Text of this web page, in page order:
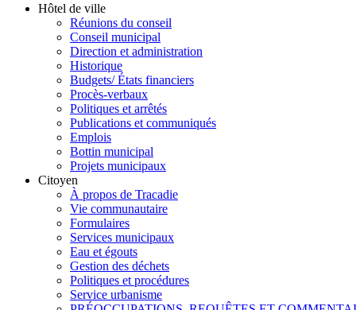
Hôtel de ville
Réunions du conseil
Conseil municipal
Direction et administration
Historique
Budgets/ États financiers
Procès-verbaux
Politiques et arrêtés
Publications et communiqués
Emplois
Bottin municipal
Projets municipaux
Citoyen
À propos de Tracadie
Vie communautaire
Formulaires
Services municipaux
Eau et égouts
Gestion des déchets
Politiques et procédures
Service urbanisme